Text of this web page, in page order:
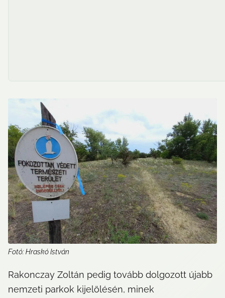
Fotó: Hraskó István
Rakonczay Zoltán pedig tovább dolgozott újabb
nemzeti parkok kijelölésén, minek